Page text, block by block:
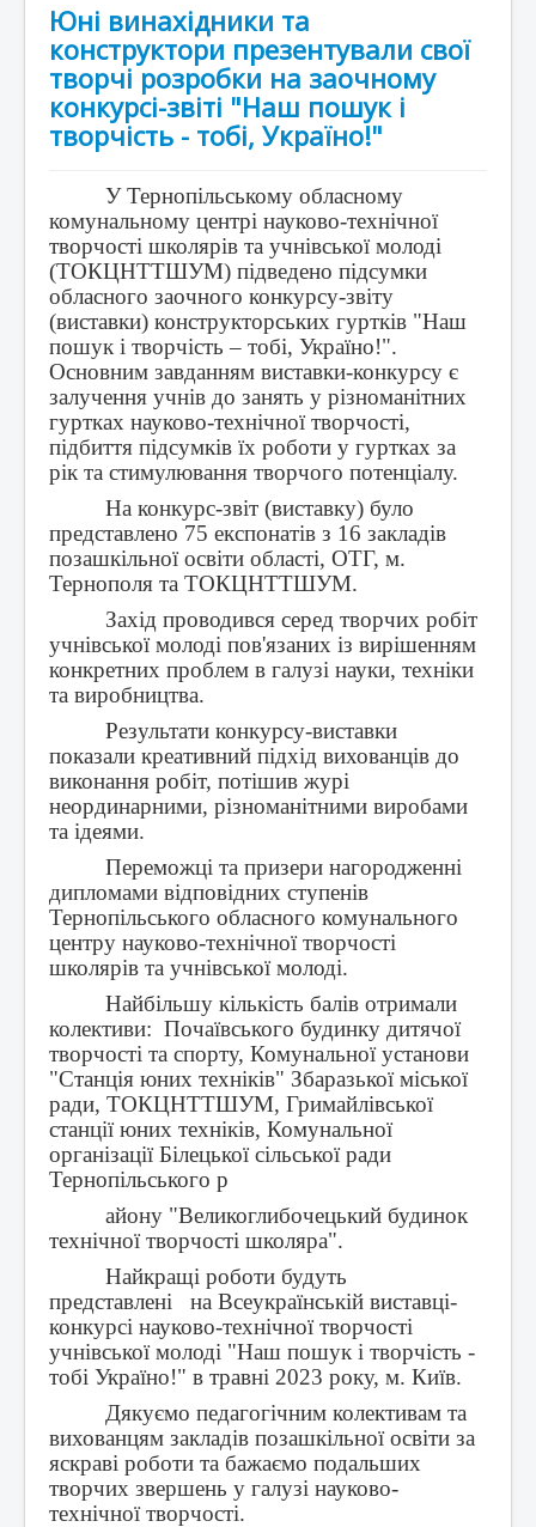
Юні винахідники та
конструктори презентували свої
творчі розробки на заочному
конкурсі-звіті "Наш пошук і
творчість - тобі, Україно!"
У Тернопільському обласному
комунальному центрі науково-технічної
творчості школярів та учнівської молоді
(ТОКЦНТТШУМ) підведено підсумки
обласного заочного конкурсу-звіту
(виставки) конструкторських гуртків "Наш
пошук і творчість – тобі, Україно!".
Основним завданням виставки-конкурсу є
залучення учнів до занять у різноманітних
гуртках науково-технічної творчості,
підбиття підсумків їх роботи у гуртках за
рік та стимулювання творчого потенціалу.
На конкурс-звіт (виставку) було
представлено 75 експонатів з 16 закладів
позашкільної освіти області, ОТГ, м.
Тернополя та ТОКЦНТТШУМ.
Захід проводився серед творчих робіт
учнівської молоді пов'язаних із вирішенням
конкретних проблем в галузі науки, техніки
та виробництва.
Результати конкурсу-виставки
показали креативний підхід вихованців до
виконання робіт, потішив журі
неординарними, різноманітними виробами
та ідеями.
Переможці та призери нагородженні
дипломами відповідних ступенів
Тернопільського обласного комунального
центру науково-технічної творчості
школярів та учнівської молоді.
Найбільшу кількість балів отримали
колективи: Почаївського будинку дитячої
творчості та спорту, Комунальної установи
"Станція юних техніків" Збаразької міської
ради, ТОКЦНТТШУМ, Гримайлівської
станції юних техніків, Комунальної
організації Білецької сільської ради
Тернопільського р
айону "Великоглибочецький будинок
технічної творчості школяра".
Найкращі роботи будуть
представлені на Всеукраїнській виставці-
конкурсі науково-технічної творчості
учнівської молоді "Наш пошук і творчість -
тобі Україно!" в травні 2023 року, м. Київ.
Дякуємо педагогічним колективам та
вихованцям закладів позашкільної освіти за
яскраві роботи та бажаємо подальших
творчих звершень у галузі науково-
технічної творчості.